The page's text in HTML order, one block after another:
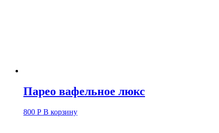
Парео вафельное люкс
800 Р В корзину